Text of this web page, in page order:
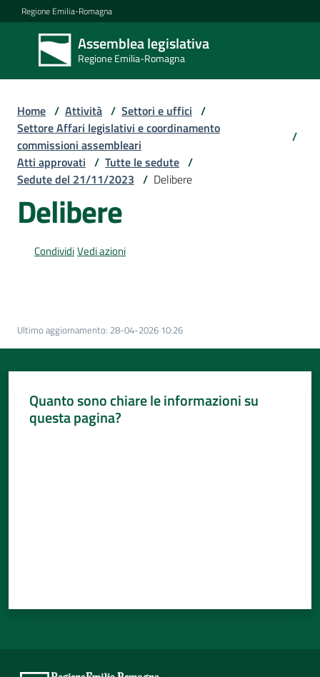
Vai al contenuto
Vai alla navigazione
Vai al footer
Regione Emilia-Romagna
Assemblea legislativa
Regione Emilia-Romagna
Assemblea
legislativa
Regione Emilia-
Assemblea
Attività
Per
Per
cittadini
Home / Attività / Settori e uffici /
Settore Affari legislativi e coordinamento
commissioni assembleari
/
Atti approvati / Tutte le sedute /
Sedute del 21/11/2023 / Delibere
Delibere
CondividiVedi azioni
Ultimo aggiornamento: 28-04-2026 10:26
Quanto sono chiare le informazioni su
questa pagina?